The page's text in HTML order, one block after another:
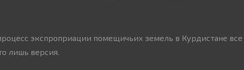
экспроприации помещичьих земель в Курдистане все
лишь версия.